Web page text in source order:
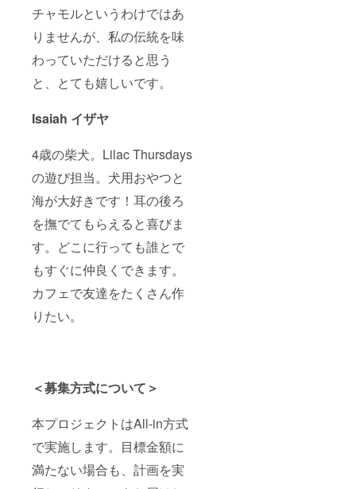
チャモルというわけではあ
りませんが、私の伝統を味
わっていただけると思う
と、とても嬉しいです。
Isaiah イザヤ
4歳の柴犬。Lilac Thursdays
の遊び担当。犬用おやつと
海が大好きです！耳の後ろ
を撫でてもらえると喜びま
す。どこに行っても誰とで
もすぐに仲良くできます。
カフェで友達をたくさん作
りたい。
＜募集方式について＞
本プロジェクトはAll-in方式
で実施します。目標金額に
満たない場合も、計画を実